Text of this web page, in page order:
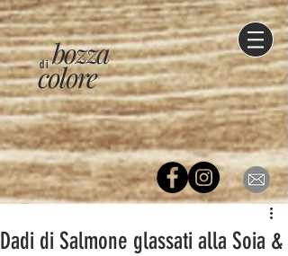
di
colore
bozza
Dadi di Salmone glassati alla Soia &